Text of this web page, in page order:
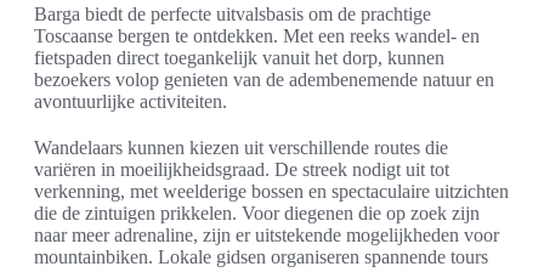
Barga biedt de perfecte uitvalsbasis om de prachtige
Toscaanse bergen te ontdekken. Met een reeks wandel- en
fietspaden direct toegankelijk vanuit het dorp, kunnen
bezoekers volop genieten van de adembenemende natuur en
avontuurlijke activiteiten.
Wandelaars kunnen kiezen uit verschillende routes die
variëren in moeilijkheidsgraad. De streek nodigt uit tot
verkenning, met weelderige bossen en spectaculaire uitzichten
die de zintuigen prikkelen. Voor diegenen die op zoek zijn
naar meer adrenaline, zijn er uitstekende mogelijkheden voor
mountainbiken. Lokale gidsen organiseren spannende tours